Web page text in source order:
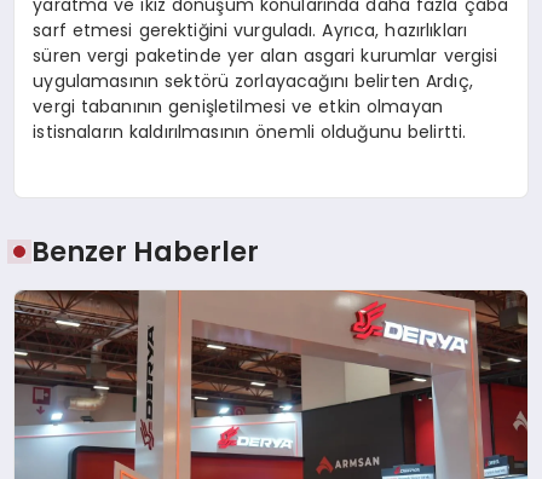
sarf etmesi gerektiğini vurguladı. Ayrıca, hazırlıkları
süren vergi paketinde yer alan asgari kurumlar vergisi
uygulamasının sektörü zorlayacağını belirten Ardıç,
vergi tabanının genişletilmesi ve etkin olmayan
istisnaların kaldırılmasının önemli olduğunu belirtti.
Benzer Haberler